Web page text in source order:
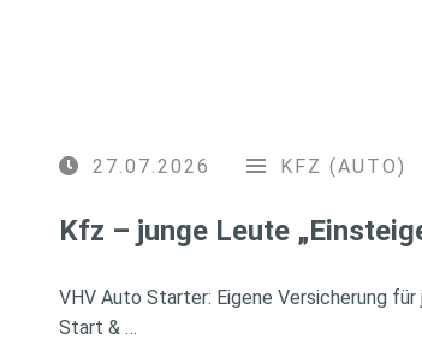
27.07.2026 KFZ (AUTO)
Kfz – junge Leute
VHV Auto Starter: Eigene Versicherung für
Start & …